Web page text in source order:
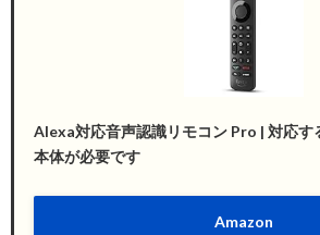
Alexa対応音声認識リモコン Pro | 対応
本体が必要です
Amazon